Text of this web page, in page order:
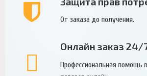
От заказа до получения.
Онлайн заказ 24/
Профессиональная помощь